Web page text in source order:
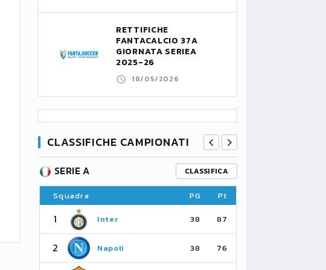
RETTIFICHE
FANTACALCIO 37A
GIORNATA SERIEA
2025-26
18/05/2026
CLASSIFICHE CAMPIONATI
SERIE A CLASSIFICA
Squadra PG Pt
1 Inter 38 87
2 Napoli 38 76